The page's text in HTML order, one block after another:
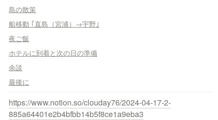
島の散策
船移動 ｢直島（宮浦）→宇野｣
夜ご飯
ホテルに到着と次の日の準備
余談
最後に
https://www.notion.so/clouday76/2024-04-17-2-
885a64401e2b4bfbb14b5f8ce1a9eba3